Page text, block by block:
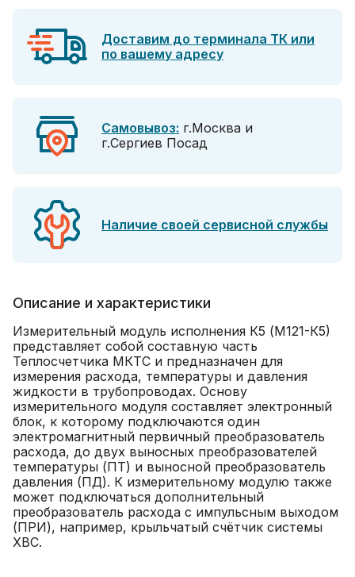
Доставим до терминала ТК или
по вашему адресу
Самовывоз: г.Москва и
г.Сергиев Посад
Наличие своей сервисной службы
Описание и характеристики
Измерительный модуль исполнения К5 (М121-К5)
представляет собой составную часть
Теплосчетчика МКТС и предназначен для
измерения расхода, температуры и давления
жидкости в трубопроводах. Основу
измерительного модуля составляет электронный
блок, к которому подключаются один
электромагнитный первичный преобразователь
расхода, до двух выносных преобразователей
температуры (ПТ) и выносной преобразователь
давления (ПД). К измерительному модулю также
может подключаться дополнительный
преобразователь расхода с импульсным выходом
(ПРИ), например, крыльчатый счётчик системы
ХВС.